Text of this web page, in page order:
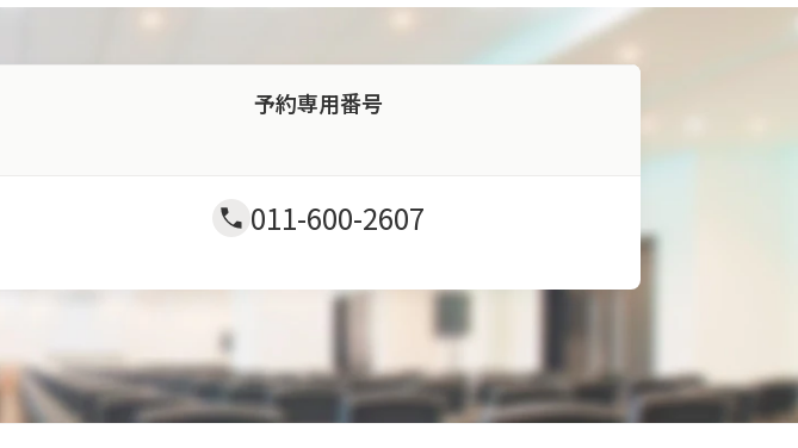
予約専用番号
011-600-2607